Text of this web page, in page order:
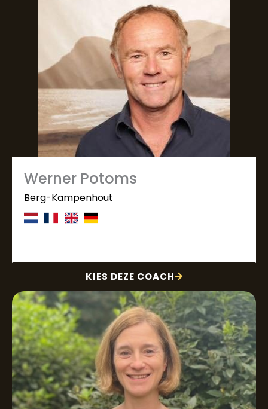
Werner Potoms
Berg-Kampenhout
KIES DEZE COACH